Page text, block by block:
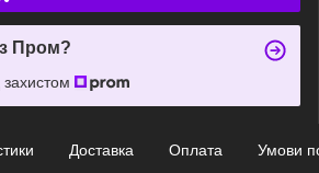
Пром?
Доставка Оплата Умови